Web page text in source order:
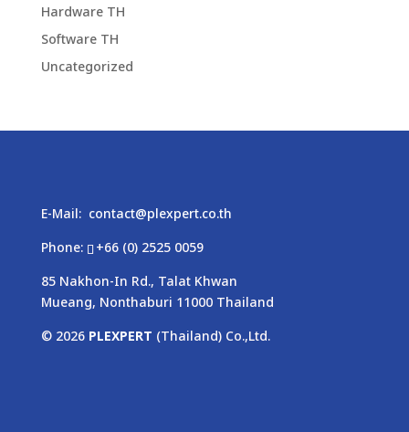
Hardware TH
Software TH
Uncategorized
E-Mail: contact@plexpert.co.th
Phone:
+66 (0) 2525 0059
85 Nakhon-In Rd., Talat Khwan
Mueang, Nonthaburi 11000 Thailand
© 2026 PLEXPERT (Thailand) Co.,Ltd.